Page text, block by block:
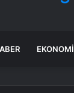
EKONOMI